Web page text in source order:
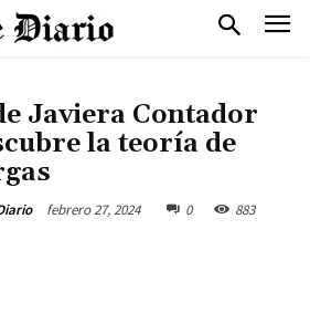
Javiera Contador
la teoría de
febrero 27, 2024 0 883